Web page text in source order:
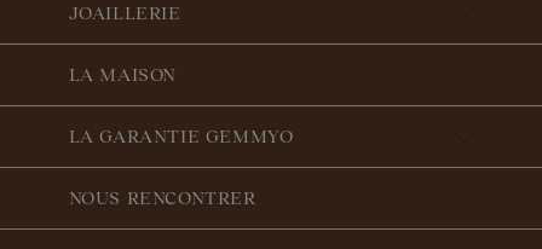
JOAILLERIE
LA MAISON
LA GARANTIE GEMMYO
NOUS RENCONTRER